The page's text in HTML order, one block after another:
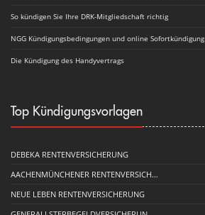
So kündigen Sie Ihre DRK-Mitgliedschaft richtig
NGG Kündigungsbedingungen und online Sofortkündigung
Die Kündigung des Handyvertrags
Top Kündigungsvorlagen
DEBEKA RENTENVERSICHERUNG
AACHENMÜNCHENER RENTENVERSICH…
NEUE LEBEN RENTENVERSICHERUNG